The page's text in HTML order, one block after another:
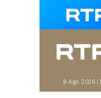
8 Ago. 2026 |